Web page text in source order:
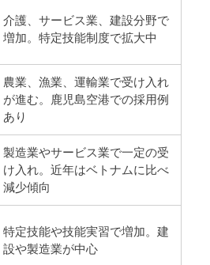
介護、サービス業、建設分野で
増加。特定技能制度で拡大中
農業、漁業、運輸業で受け入れ
が進む。鹿児島空港での採用例
あり
製造業やサービス業で一定の受
け入れ。近年はベトナムに比べ
減少傾向
特定技能や技能実習で増加。建
設や製造業が中心